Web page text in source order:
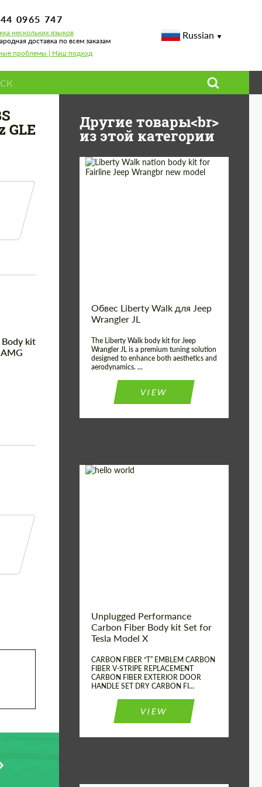
0965 747
нескольких языков
доставка по всем заказам
проблемы | Наш подход
Russian
Benz GLE Coupe AMG C167 AMG GLE 63
GLE
Body kit
Другие товары<br>
из этой категории
Обвес Liberty Walk для Jeep
Wrangler JL
The Liberty Walk body kit for Jeep
Wrangler JL is a premium tuning solution
designed to enhance both aesthetics and
aerodynamics. ...
VIEW
Unplugged Performance
Carbon Fiber Body kit Set for
Tesla Model X
CARBON FIBER “T” EMBLEM CARBON
FIBER V-STRIPE REPLACEMENT
CARBON FIBER EXTERIOR DOOR
HANDLE SET DRY CARBON FI...
VIEW